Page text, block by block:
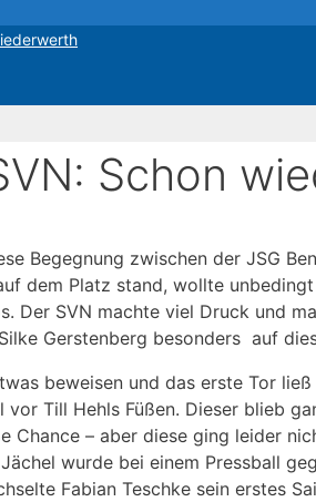
Schon
Begegnung zwischen der JSG
dem Platz stand, wollte
Der SVN machte viel Druck und
Gerstenberg besonders auf
beweisen und das erste Tor
Till Hehls Füßen. Dieser blieb
Chance – aber diese ging leider
wurde bei einem Pressball
Fabian Teschke sein erstes